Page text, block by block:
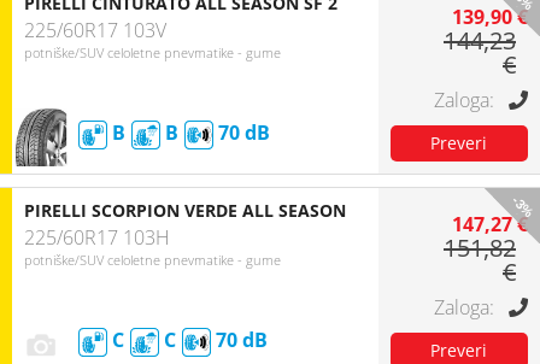
225/60R17 103V
potniške/SUV celoletne pnevmatike - gume
B B 70
139,90 €
144,23
€
-3%
PIRELLI SCORPION VERDE ALL SEASON
225/60R17 103H
potniške/SUV celoletne pnevmatike - gume
C C 70
147,27 €
151,82
€